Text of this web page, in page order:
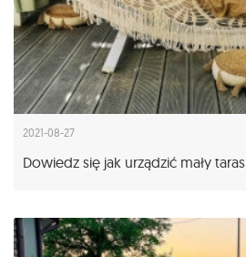
2021-08-27
Dowiedz się jak urządzić mały taras